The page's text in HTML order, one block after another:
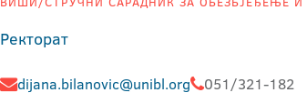
Ректорат
dijana.bilanovic@unibl.org 051/321-182